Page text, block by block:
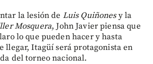
la lesión de Luis Quiñonesy la
Mosquera, John Javier piensa que
lo que pueden hacer y hasta
llegar, Itagüí será protagonista en
del torneo nacional.